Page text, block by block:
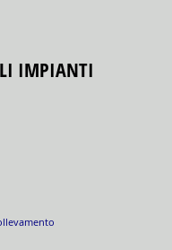
IMPIANTI